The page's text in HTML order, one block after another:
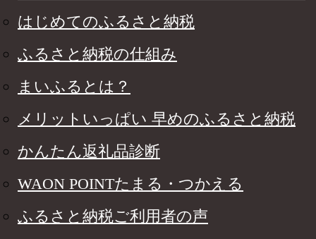
はじめてのふるさと納税
ふるさと納税の仕組み
まいふるとは？
メリットいっぱい 早めのふるさと納税
かんたん返礼品診断
WAON POINTたまる・つかえる
ふるさと納税ご利用者の声